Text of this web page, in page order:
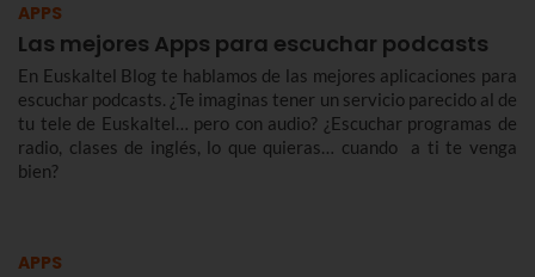
APPS
Las mejores Apps para escuchar podcasts
En Euskaltel Blog te hablamos de las mejores aplicaciones para
escuchar podcasts. ¿Te imaginas tener un servicio parecido al de
tu tele de Euskaltel… pero con audio? ¿Escuchar programas de
radio, clases de inglés, lo que quieras… cuando a ti te venga
bien?
APPS